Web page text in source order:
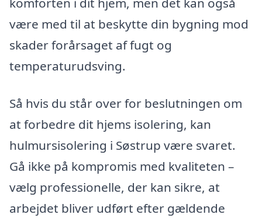
være med til at beskytte din bygning mod
skader forårsaget af fugt og
temperaturudsving.
Så hvis du står over for beslutningen om
at forbedre dit hjems isolering, kan
hulmursisolering i Søstrup være svaret.
Gå ikke på kompromis med kvaliteten –
vælg professionelle, der kan sikre, at
arbejdet bliver udført efter gældende